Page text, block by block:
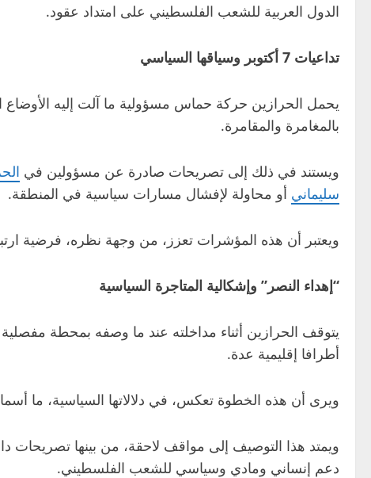
الدول العربية للشعب الفلسطيني على امتداد عقود.
تداعيات 7 أكتوبر وسياقها السياسي
بالمغامرة والمقامرة.
ويستند في ذلك إلى تصريحات صادرة عن مسؤولين في
سليماني أو محاولة لإفشال مسارات سياسية في المنطقة.
ويعتبر أن هذه المؤشرات تعزز، من وجهة نظره، فرضية
“إهداء النصر” وإشكالية المتاجرة السياسية
يتوقف الحرازين أثناء مداخلته عند ما وصفه بمحطة
أطرافا إقليمية عدة.
ويرى أن هذه الخطوة تعكس، في دلالاتها السياسية، ما
ويمتد هذا التوصيف إلى مواقف لاحقة، من بينها
دعم إنساني ومادي وسياسي للشعب الفلسطيني.